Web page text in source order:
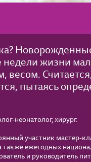
недели жизни
весом.
пытаясь
неонатолог, хирург.
участник мастер-
также ежегодных
и руководитель